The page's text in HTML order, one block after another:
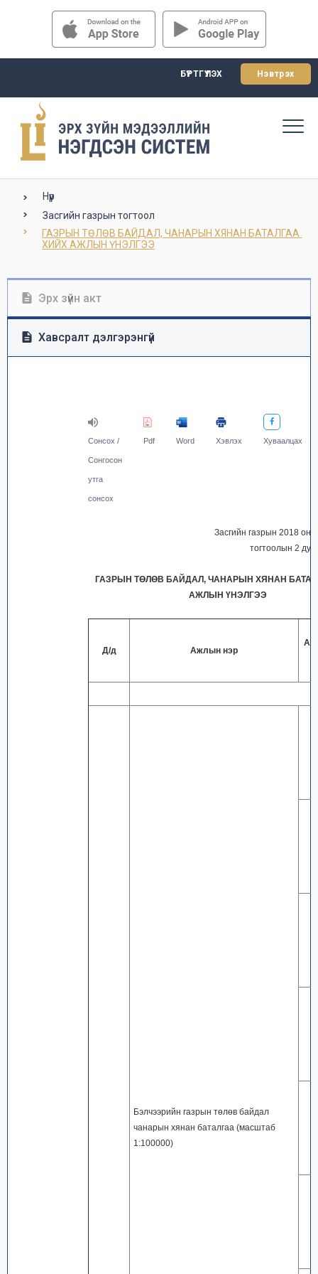
БҮРТГҮҮЛЭХ Нэвтрэх
Нүүр
Засгийн газрын тогтоол
ГАЗРЫН ТӨЛӨВ БАЙДАЛ, ЧАНАРЫН ХЯНАН БАТАЛГАА
ХИЙХ АЖЛЫН ҮНЭЛГЭЭ
Эрх зүйн акт
Хавсралт дэлгэрэнгүй
Сонсох /
Сонгосон
утга
сонсох
Pdf Word Хэвлэх Хуваалцах
Засгийн газрын 2018
тогтоолын 2
ГАЗРЫН ТӨЛӨВ БАЙДАЛ, ЧАНАРЫН ХЯНАН
АЖЛЫН ҮНЭЛГЭЭ
Д/д Ажлын нэр
Бэлчээрийн газрын төлөв байдал
чанарын хянан баталгаа (масштаб
1:100000)